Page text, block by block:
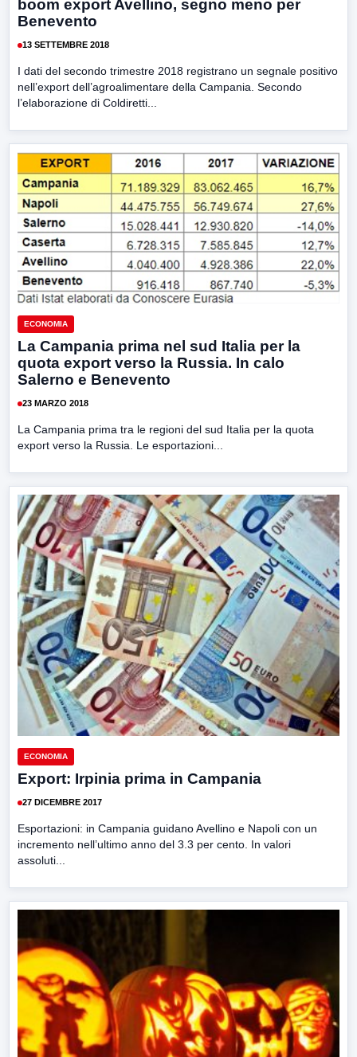
boom export Avellino, segno meno per
Benevento
13 SETTEMBRE 2018
I dati del secondo trimestre 2018 registrano un segnale positivo
nell’export dell’agroalimentare della Campania. Secondo
l’elaborazione di Coldiretti...
ECONOMIA
La Campania prima nel sud Italia per la
quota export verso la Russia. In calo
Salerno e Benevento
23 MARZO 2018
La Campania prima tra le regioni del sud Italia per la quota
export verso la Russia. Le esportazioni...
ECONOMIA
Export: Irpinia prima in Campania
27 DICEMBRE 2017
Esportazioni: in Campania guidano Avellino e Napoli con un
incremento nell’ultimo anno del 3.3 per cento. In valori
assoluti...